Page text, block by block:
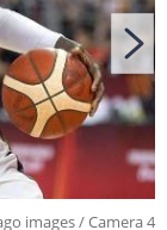
images / Camera 4